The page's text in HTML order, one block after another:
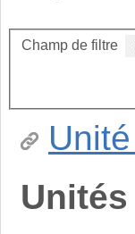
Champ de filtre